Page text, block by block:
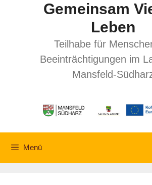
Gemeinsam
Leben
Teilhabe für
Beeinträchtigungen im
Mansfeld-
Menü